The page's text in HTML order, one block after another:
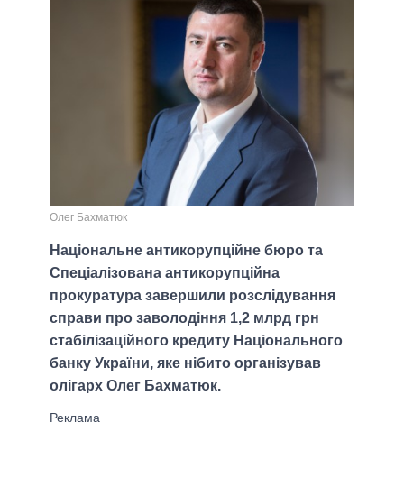
Олег Бахматюк
Національне антикорупційне бюро та
Спеціалізована антикорупційна
прокуратура завершили розслідування
справи про заволодіння 1,2 млрд грн
стабілізаційного кредиту Національного
банку України, яке нібито організував
олігарх Олег Бахматюк.